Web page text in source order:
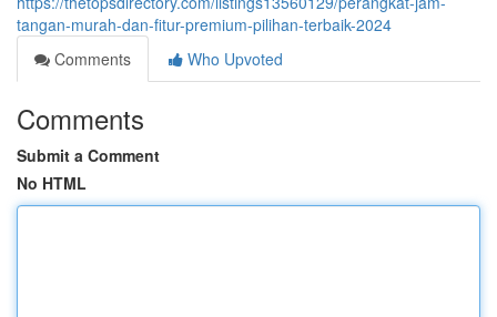
tangan-murah-dan-fitur-premium-pilihan-terbaik-2024
Comments
Who Upvoted
Comments
Submit a Comment
No HTML